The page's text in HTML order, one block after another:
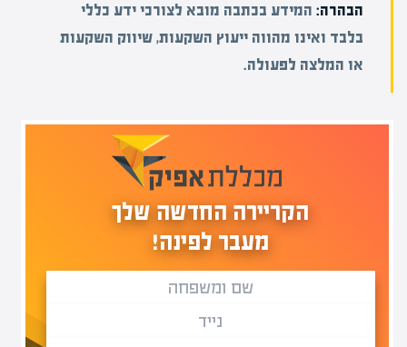
הבהרה: המידע בכתבה מובא לצורכי ידע כללי
בלבד ואינו מהווה ייעוץ השקעות, שיווק השקעות
או המלצה לפעולה.
הקריירה החדשה שלך
מעבר לפינה!